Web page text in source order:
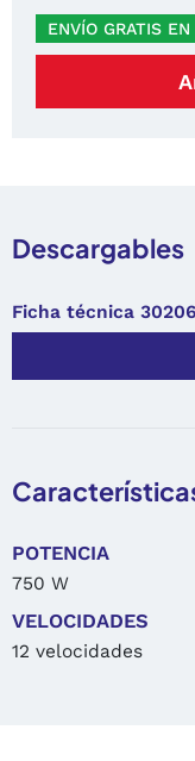
ENVÍO GRATIS
Descargables
Ficha técnica
POTENCIA
750 W
VELOCIDADES
12 velocidades